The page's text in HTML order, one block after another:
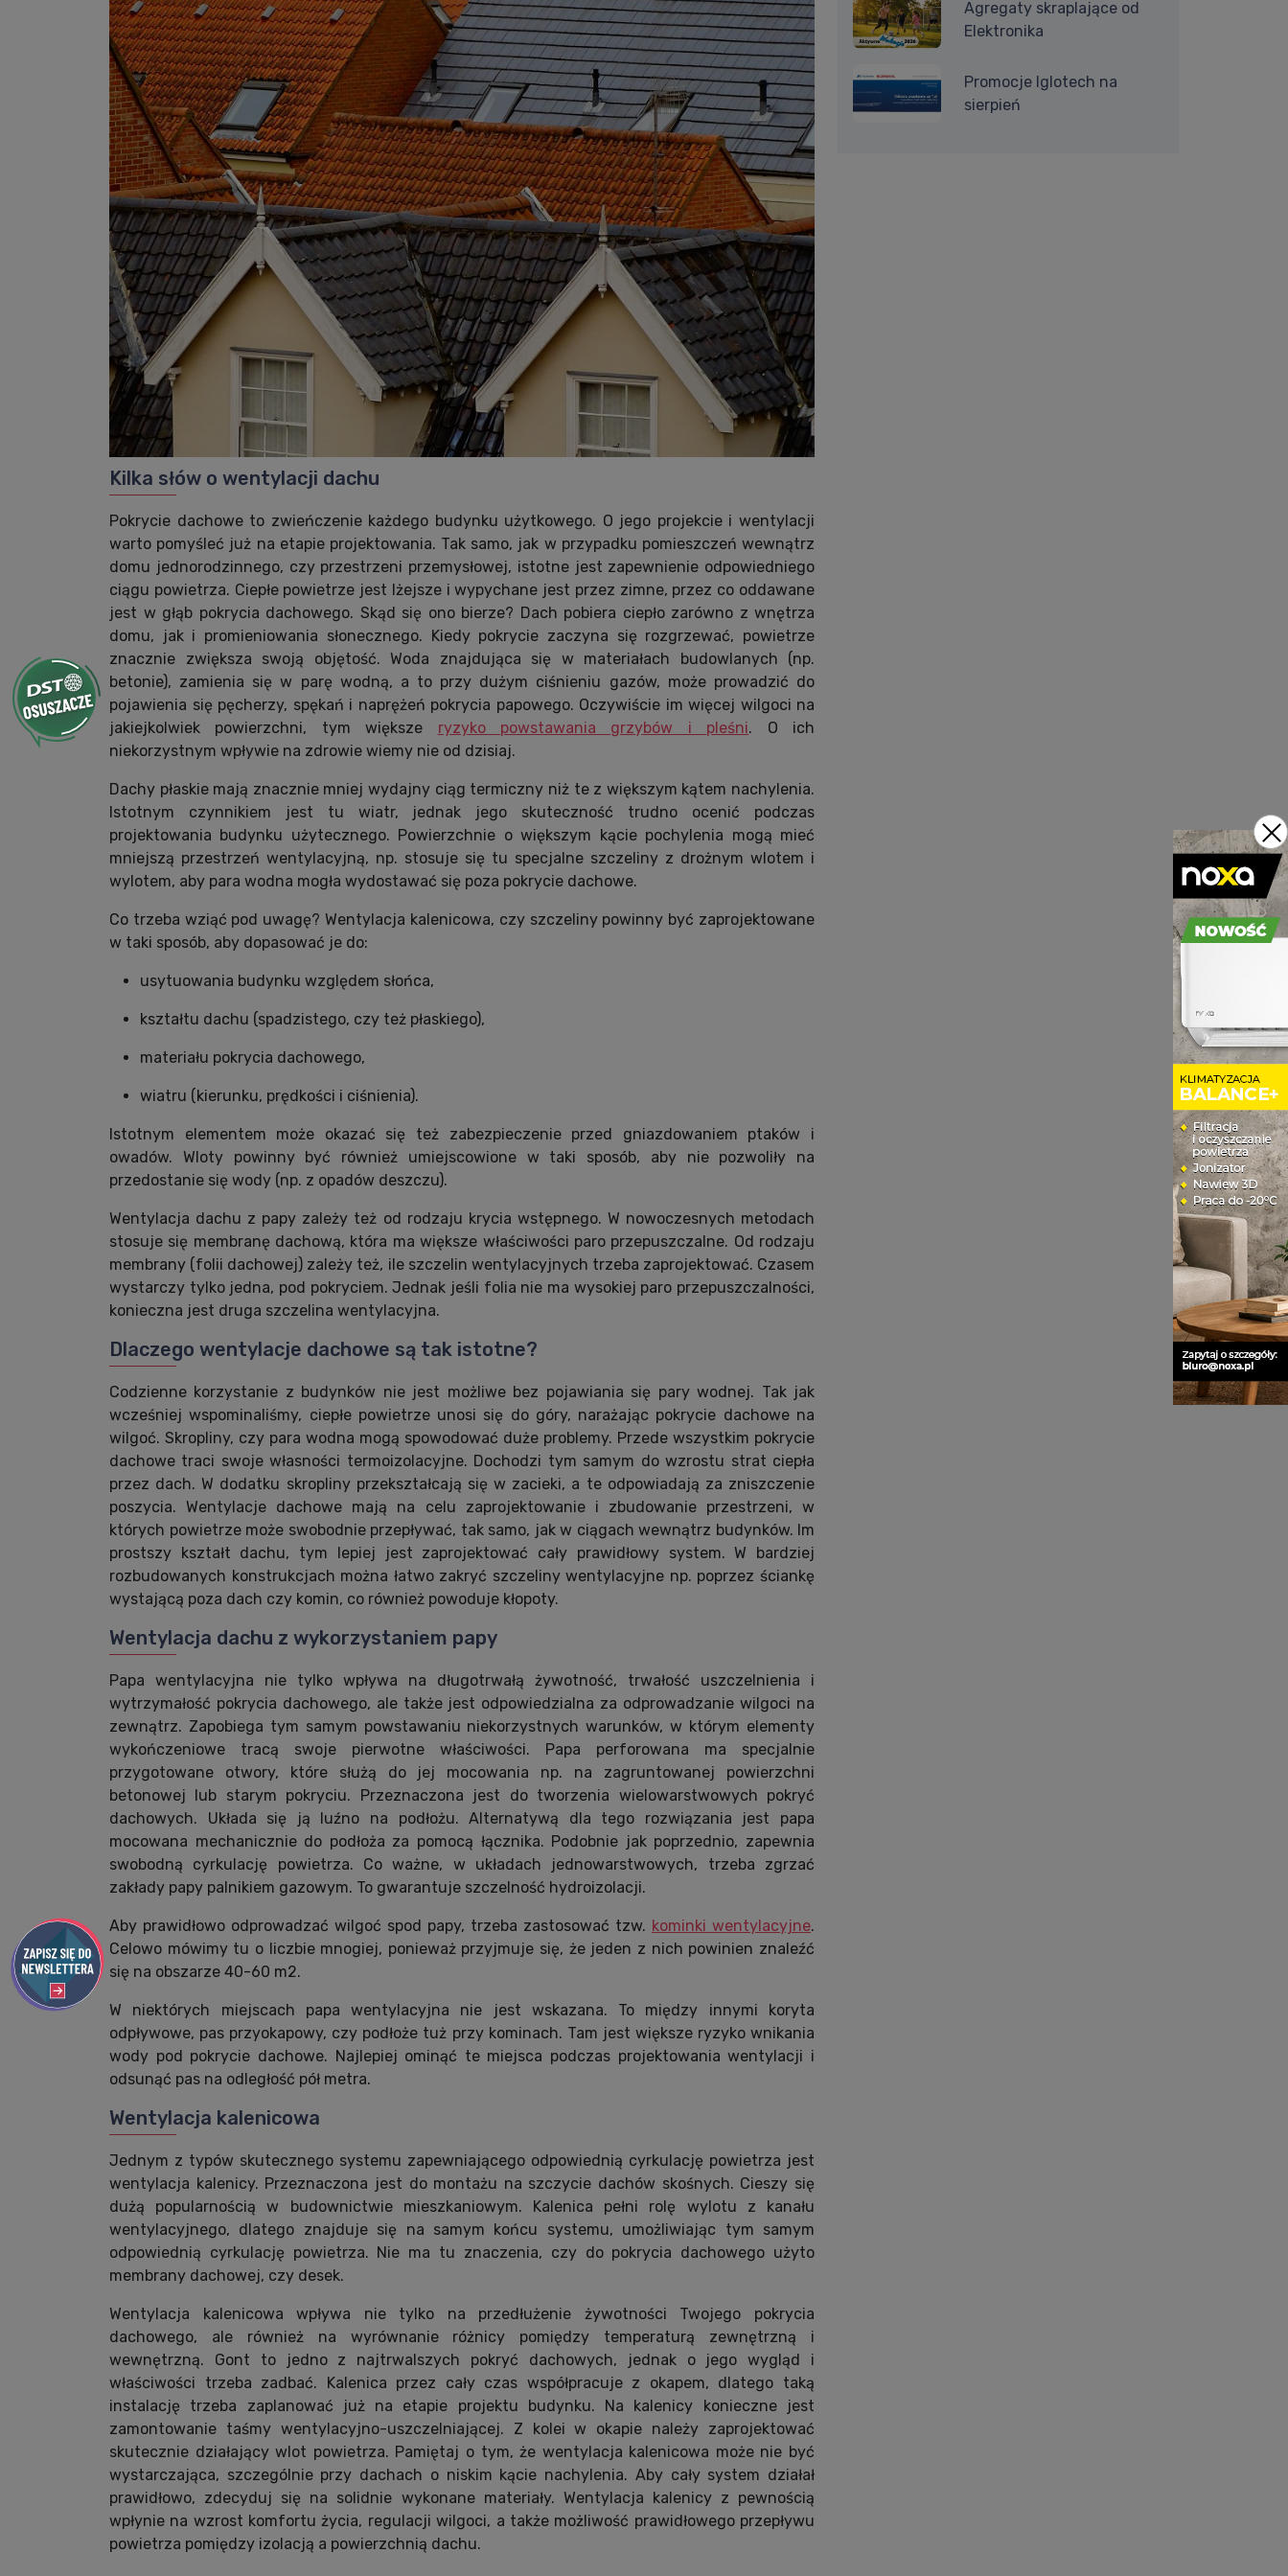
Kilka słów o wentylacji dachu
Pokrycie dachowe to zwieńczenie każdego budynku użytkowego. O jego projekcie i wentylacji
warto pomyśleć już na etapie projektowania. Tak samo, jak w przypadku pomieszczeń wewnątrz
domu jednorodzinnego, czy przestrzeni przemysłowej, istotne jest zapewnienie odpowiedniego
ciągu powietrza. Ciepłe powietrze jest lżejsze i wypychane jest przez zimne, przez co oddawane
jest w głąb pokrycia dachowego. Skąd się ono bierze? Dach pobiera ciepło zarówno z wnętrza
domu, jak i promieniowania słonecznego. Kiedy pokrycie zaczyna się rozgrzewać, powietrze
znacznie zwiększa swoją objętość. Woda znajdująca się w materiałach budowlanych (np.
betonie), zamienia się w parę wodną, a to przy dużym ciśnieniu gazów, może prowadzić do
pojawienia się pęcherzy, spękań i naprężeń pokrycia papowego. Oczywiście im więcej wilgoci na
jakiejkolwiek powierzchni, tym większe ryzyko powstawania grzybów i pleśni. O ich
niekorzystnym wpływie na zdrowie wiemy nie od dzisiaj.
Dachy płaskie mają znacznie mniej wydajny ciąg termiczny niż te z większym kątem nachylenia.
Istotnym czynnikiem jest tu wiatr, jednak jego skuteczność trudno ocenić podczas
projektowania budynku użytecznego. Powierzchnie o większym kącie pochylenia mogą mieć
mniejszą przestrzeń wentylacyjną, np. stosuje się tu specjalne szczeliny z drożnym wlotem i
wylotem, aby para wodna mogła wydostawać się poza pokrycie dachowe.
Co trzeba wziąć pod uwagę? Wentylacja kalenicowa, czy szczeliny powinny być zaprojektowane
w taki sposób, aby dopasować je do:
usytuowania budynku względem słońca,
kształtu dachu (spadzistego, czy też płaskiego),
materiału pokrycia dachowego,
wiatru (kierunku, prędkości i ciśnienia).
Istotnym elementem może okazać się też zabezpieczenie przed gniazdowaniem ptaków i
owadów. Wloty powinny być również umiejscowione w taki sposób, aby nie pozwoliły na
przedostanie się wody (np. z opadów deszczu).
Wentylacja dachu z papy zależy też od rodzaju krycia wstępnego. W nowoczesnych metodach
stosuje się membranę dachową, która ma większe właściwości paro przepuszczalne. Od rodzaju
membrany (folii dachowej) zależy też, ile szczelin wentylacyjnych trzeba zaprojektować. Czasem
wystarczy tylko jedna, pod pokryciem. Jednak jeśli folia nie ma wysokiej paro przepuszczalności,
konieczna jest druga szczelina wentylacyjna.
Dlaczego wentylacje dachowe są tak istotne?
Codzienne korzystanie z budynków nie jest możliwe bez pojawiania się pary wodnej. Tak jak
wcześniej wspominaliśmy, ciepłe powietrze unosi się do góry, narażając pokrycie dachowe na
wilgoć. Skropliny, czy para wodna mogą spowodować duże problemy. Przede wszystkim pokrycie
dachowe traci swoje własności termoizolacyjne. Dochodzi tym samym do wzrostu strat ciepła
przez dach. W dodatku skropliny przekształcają się w zacieki, a te odpowiadają za zniszczenie
poszycia. Wentylacje dachowe mają na celu zaprojektowanie i zbudowanie przestrzeni, w
których powietrze może swobodnie przepływać, tak samo, jak w ciągach wewnątrz budynków. Im
prostszy kształt dachu, tym lepiej jest zaprojektować cały prawidłowy system. W bardziej
rozbudowanych konstrukcjach można łatwo zakryć szczeliny wentylacyjne np. poprzez ściankę
wystającą poza dach czy komin, co również powoduje kłopoty.
Wentylacja dachu z wykorzystaniem papy
Papa wentylacyjna nie tylko wpływa na długotrwałą żywotność, trwałość uszczelnienia i
wytrzymałość pokrycia dachowego, ale także jest odpowiedzialna za odprowadzanie wilgoci na
zewnątrz. Zapobiega tym samym powstawaniu niekorzystnych warunków, w którym elementy
wykończeniowe tracą swoje pierwotne właściwości. Papa perforowana ma specjalnie
przygotowane otwory, które służą do jej mocowania np. na zagruntowanej powierzchni
betonowej lub starym pokryciu. Przeznaczona jest do tworzenia wielowarstwowych pokryć
dachowych. Układa się ją luźno na podłożu. Alternatywą dla tego rozwiązania jest papa
mocowana mechanicznie do podłoża za pomocą łącznika. Podobnie jak poprzednio, zapewnia
swobodną cyrkulację powietrza. Co ważne, w układach jednowarstwowych, trzeba zgrzać
zakłady papy palnikiem gazowym. To gwarantuje szczelność hydroizolacji.
Aby prawidłowo odprowadzać wilgoć spod papy, trzeba zastosować tzw. kominki wentylacyjne.
Celowo mówimy tu o liczbie mnogiej, ponieważ przyjmuje się, że jeden z nich powinien znaleźć
się na obszarze 40-60 m2.
W niektórych miejscach papa wentylacyjna nie jest wskazana. To między innymi koryta
odpływowe, pas przyokapowy, czy podłoże tuż przy kominach. Tam jest większe ryzyko wnikania
wody pod pokrycie dachowe. Najlepiej ominąć te miejsca podczas projektowania wentylacji i
odsunąć pas na odległość pół metra.
Wentylacja kalenicowa
Jednym z typów skutecznego systemu zapewniającego odpowiednią cyrkulację powietrza jest
wentylacja kalenicy. Przeznaczona jest do montażu na szczycie dachów skośnych. Cieszy się
dużą popularnością w budownictwie mieszkaniowym. Kalenica pełni rolę wylotu z kanału
wentylacyjnego, dlatego znajduje się na samym końcu systemu, umożliwiając tym samym
odpowiednią cyrkulację powietrza. Nie ma tu znaczenia, czy do pokrycia dachowego użyto
membrany dachowej, czy desek.
Wentylacja kalenicowa wpływa nie tylko na przedłużenie żywotności Twojego pokrycia
dachowego, ale również na wyrównanie różnicy pomiędzy temperaturą zewnętrzną i
wewnętrzną. Gont to jedno z najtrwalszych pokryć dachowych, jednak o jego wygląd i
właściwości trzeba zadbać. Kalenica przez cały czas współpracuje z okapem, dlatego taką
instalację trzeba zaplanować już na etapie projektu budynku. Na kalenicy konieczne jest
zamontowanie taśmy wentylacyjno-uszczelniającej. Z kolei w okapie należy zaprojektować
skutecznie działający wlot powietrza. Pamiętaj o tym, że wentylacja kalenicowa może nie być
wystarczająca, szczególnie przy dachach o niskim kącie nachylenia. Aby cały system działał
prawidłowo, zdecyduj się na solidnie wykonane materiały. Wentylacja kalenicy z pewnością
wpłynie na wzrost komfortu życia, regulacji wilgoci, a także możliwość prawidłowego przepływu
powietrza pomiędzy izolacją a powierzchnią dachu.
Agregaty skraplające od
Elektronika
Promocje Iglotech na
sierpień